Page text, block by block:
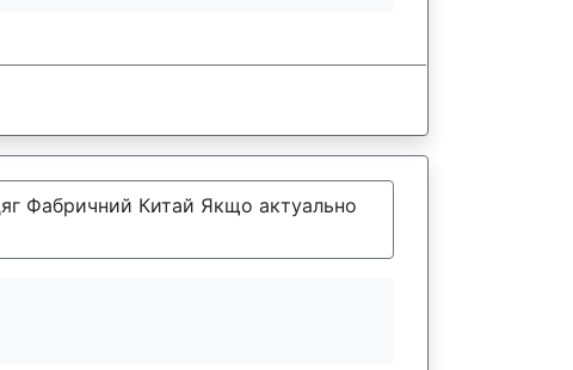
Фабричний Китай Якщо актуально